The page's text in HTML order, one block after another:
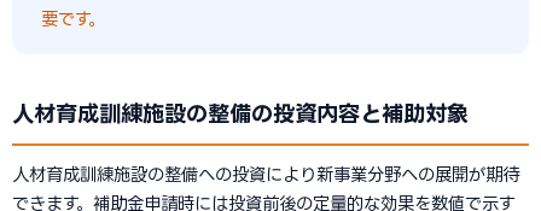
要です。
人材育成訓練施設の整備の投資内容と補助対象
人材育成訓練施設の整備への投資により新事業分野への展開が期待
できます。補助金申請時には投資前後の定量的な効果を数値で示す